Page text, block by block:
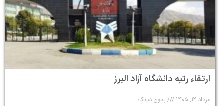
ارتقاء رتبه دانشگاه آزاد البرز
مرداد ۱۲, ۱۴۰۵ بدون دیدگاه